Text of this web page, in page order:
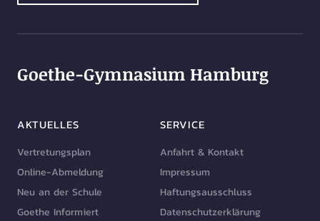
Goethe-Gymnasium Hamburg
AKTUELLES
Vertretungsplan
Online-Abmeldung
Neu an der Schule
Goethe Informiert
SERVICE
Anfahrt & Kontakt
Impressum
Haftungsausschluss
Datenschutzerklärung